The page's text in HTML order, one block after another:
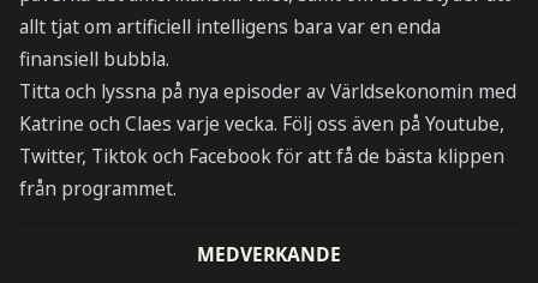
allt tjat om artificiell intelligens bara var en enda
finansiell bubbla.
Titta och lyssna på nya episoder av Världsekonomin med
Katrine och Claes varje vecka. Följ oss även på Youtube,
Twitter, Tiktok och Facebook för att få de bästa klippen
från programmet.
MEDVERKANDE